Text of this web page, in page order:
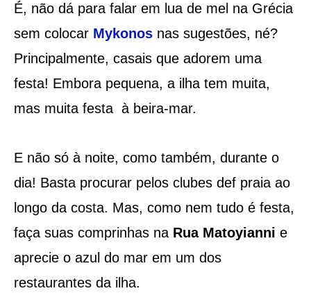
É, não dá para falar em lua de mel na Grécia
sem colocar Mykonosnas sugestões, né?
Principalmente, casais que adorem uma
festa! Embora pequena, a ilha tem muita,
mas muita festa à beira-mar.
E não só à noite, como também, durante o
dia! Basta procurar pelos clubes def praia ao
longo da costa. Mas, como nem tudo é festa,
faça suas comprinhas na Rua Matoyianni e
aprecie o azul do mar em um dos
restaurantes da ilha.